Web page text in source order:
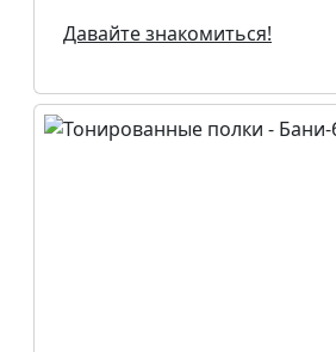
Давайте знакомиться!